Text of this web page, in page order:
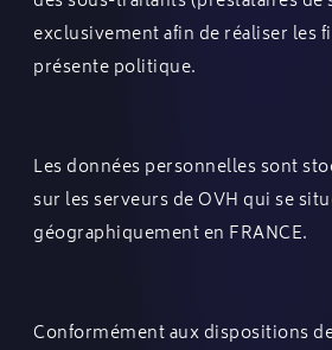
exclusivement afin de réaliser les
présente politique.
Les données personnelles sont
sur les serveurs de OVH qui se
géographiquement en FRANCE.
Conformément aux dispositions